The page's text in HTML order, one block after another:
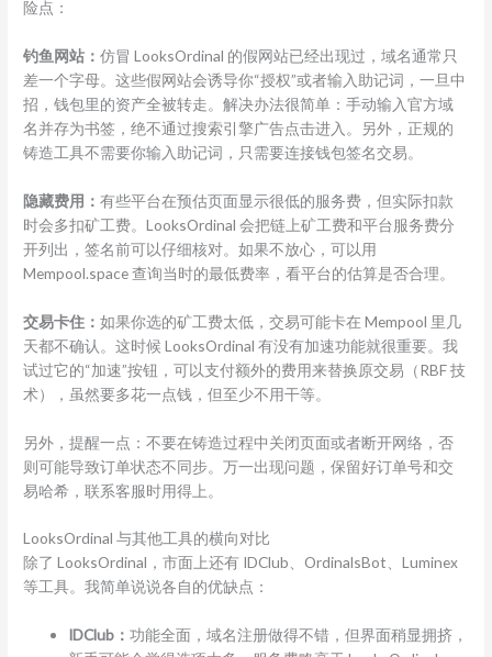
险点：
钓鱼网站：仿冒 LooksOrdinal 的假网站已经出现过，域名通常只
差一个字母。这些假网站会诱导你“授权”或者输入助记词，一旦中
招，钱包里的资产全被转走。解决办法很简单：手动输入官方域
名并存为书签，绝不通过搜索引擎广告点击进入。另外，正规的
铸造工具不需要你输入助记词，只需要连接钱包签名交易。
隐藏费用：有些平台在预估页面显示很低的服务费，但实际扣款
时会多扣矿工费。LooksOrdinal 会把链上矿工费和平台服务费分
开列出，签名前可以仔细核对。如果不放心，可以用
Mempool.space 查询当时的最低费率，看平台的估算是否合理。
交易卡住：如果你选的矿工费太低，交易可能卡在 Mempool 里几
天都不确认。这时候 LooksOrdinal 有没有加速功能就很重要。我
试过它的“加速”按钮，可以支付额外的费用来替换原交易（RBF 技
术），虽然要多花一点钱，但至少不用干等。
另外，提醒一点：不要在铸造过程中关闭页面或者断开网络，否
则可能导致订单状态不同步。万一出现问题，保留好订单号和交
易哈希，联系客服时用得上。
LooksOrdinal 与其他工具的横向对比
除了 LooksOrdinal，市面上还有 IDClub、OrdinalsBot、Luminex
等工具。我简单说说各自的优缺点：
IDClub：功能全面，域名注册做得不错，但界面稍显拥挤，